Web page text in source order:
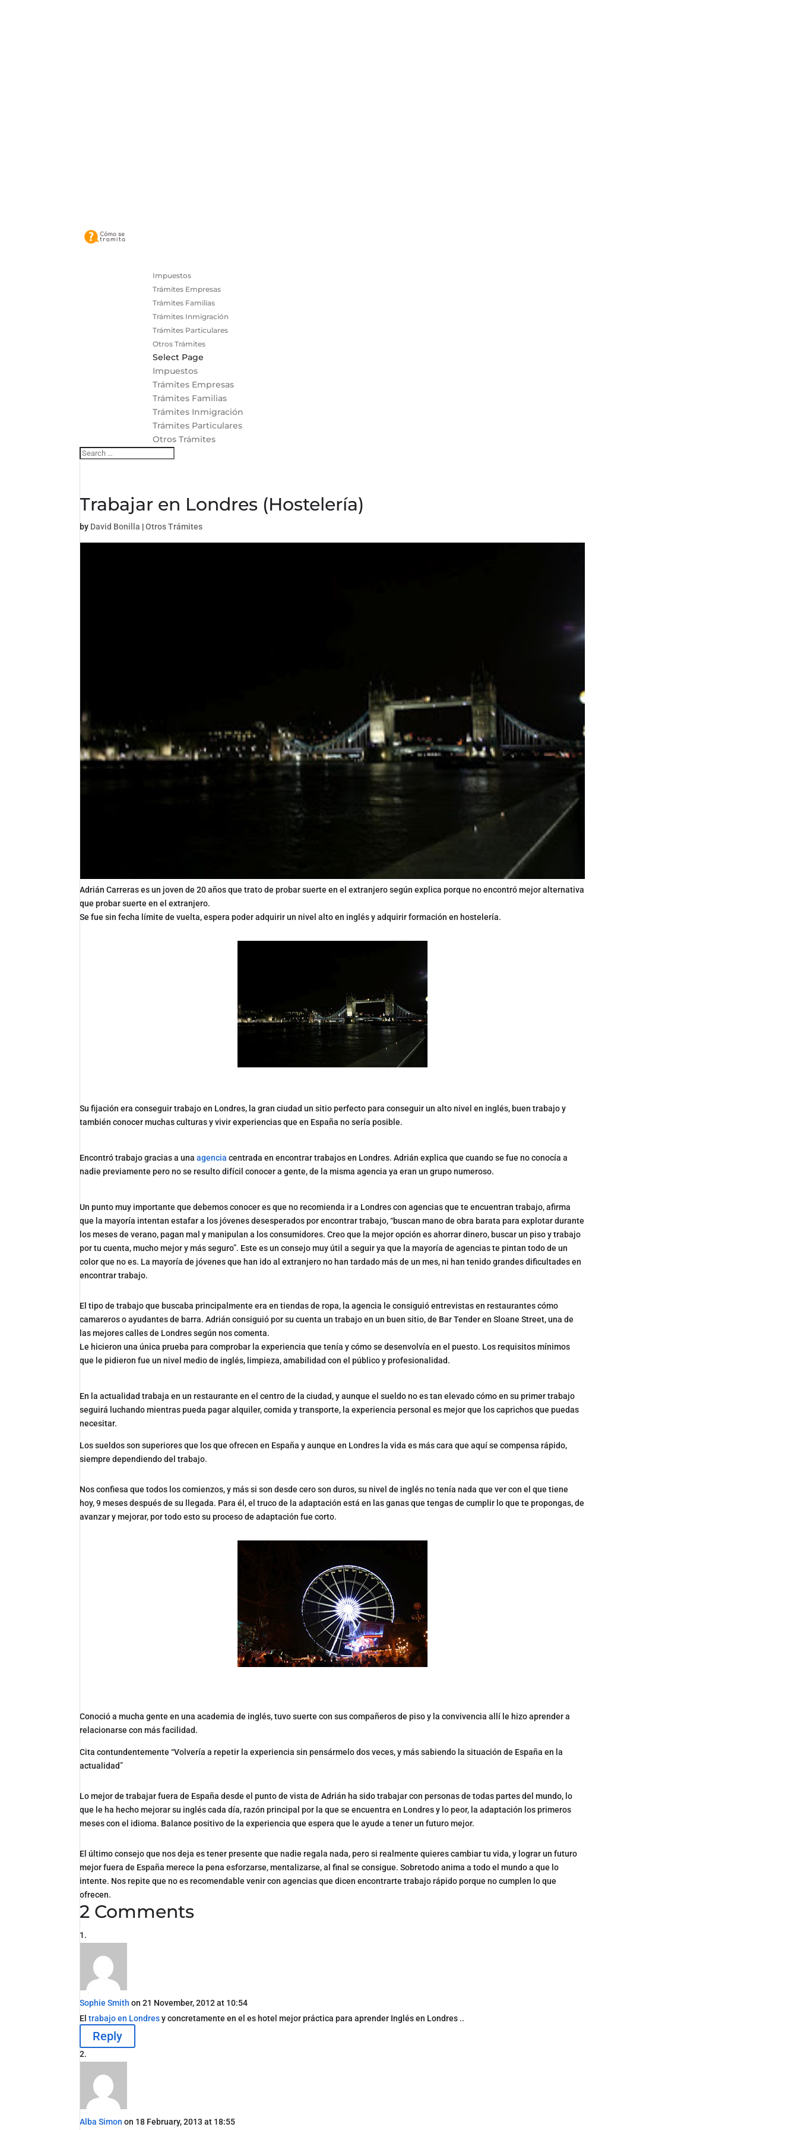
Impuestos
Trámites Empresas
Trámites Familias
Trámites Inmigración
Trámites Particulares
Otros Trámites
Select Page
Impuestos
Trámites Empresas
Trámites Familias
Trámites Inmigración
Trámites Particulares
Otros Trámites
Trabajar en Londres (Hostelería)
by David Bonilla |Otros Trámites
Adrián Carreras es un joven de 20 años que trato de probar suerte en el extranjero según explica porque no encontró mejor alternativa
que probar suerte en el extranjero.
Se fue sin fecha límite de vuelta, espera poder adquirir un nivel alto en inglés y adquirir formación en hostelería.
Su fijación era conseguir trabajo en Londres, la gran ciudad un sitio perfecto para conseguir un alto nivel en inglés, buen trabajo y
también conocer muchas culturas y vivir experiencias que en España no sería posible.
Encontró trabajo gracias a unaagencia centrada en encontrar trabajos en Londres. Adrián explica que cuando se fue no conocía a
nadie previamente pero no se resulto difícil conocer a gente, de la misma agencia ya eran un grupo numeroso.
Un punto muy importante que debemos conocer es que no recomienda ir a Londres con agencias que te encuentran trabajo, afirma
que la mayoría intentan estafar a los jóvenes desesperados por encontrar trabajo, “buscan mano de obra barata para explotar durante
los meses de verano, pagan mal y manipulan a los consumidores. Creo que la mejor opción es ahorrar dinero, buscar un piso y trabajo
por tu cuenta, mucho mejor y más seguro”. Este es un consejo muy útil a seguir ya que la mayoría de agencias te pintan todo de un
color que no es. La mayoría de jóvenes que han ido al extranjero no han tardado más de un mes, ni han tenido grandes dificultades en
encontrar trabajo.
El tipo de trabajo que buscaba principalmente era en tiendas de ropa, la agencia le consiguió entrevistas en restaurantes cómo
camareros o ayudantes de barra. Adrián consiguió por su cuenta un trabajo en un buen sitio, de Bar Tender en Sloane Street, una de
las mejores calles de Londres según nos comenta.
Le hicieron una única prueba para comprobar la experiencia que tenía y cómo se desenvolvía en el puesto. Los requisitos mínimos
que le pidieron fue un nivel medio de inglés, limpieza, amabilidad con el público y profesionalidad.
En la actualidad trabaja en un restaurante en el centro de la ciudad, y aunque el sueldo no es tan elevado cómo en su primer trabajo
seguirá luchando mientras pueda pagar alquiler, comida y transporte, la experiencia personal es mejor que los caprichos que puedas
necesitar.
Los sueldos son superiores que los que ofrecen en España y aunque en Londres la vida es más cara que aquí se compensa rápido,
siempre dependiendo del trabajo.
Nos confiesa que todos los comienzos, y más si son desde cero son duros, su nivel de inglés no tenía nada que ver con el que tiene
hoy, 9 meses después de su llegada. Para él, el truco de la adaptación está en las ganas que tengas de cumplir lo que te propongas, de
avanzar y mejorar, por todo esto su proceso de adaptación fue corto.
Conoció a mucha gente en una academia de inglés, tuvo suerte con sus compañeros de piso y la convivencia allí le hizo aprender a
relacionarse con más facilidad.
Cita contundentemente “Volvería a repetir la experiencia sin pensármelo dos veces, y más sabiendo la situación de España en la
actualidad”
Lo mejor de trabajar fuera de España desde el punto de vista de Adrián ha sido trabajar con personas de todas partes del mundo, lo
que le ha hecho mejorar su inglés cada día, razón principal por la que se encuentra en Londres y lo peor, la adaptación los primeros
meses con el idioma. Balance positivo de la experiencia que espera que le ayude a tener un futuro mejor.
El último consejo que nos deja es tener presente que nadie regala nada, pero si realmente quieres cambiar tu vida, y lograr un futuro
mejor fuera de España merece la pena esforzarse, mentalizarse, al final se consigue. Sobretodo anima a todo el mundo a que lo
intente. Nos repite que no es recomendable venir con agencias que dicen encontrarte trabajo rápido porque no cumplen lo que
ofrecen.
2 Comments
Sophie Smith on 21 November, 2012 at 10:54
Eltrabajo en Londresy concretamente en el es hotel mejor práctica para aprender Inglés en Londres ..
Reply
Alba Simon on 18 February, 2013 at 18:55